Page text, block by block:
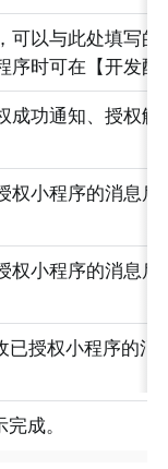
可以与此处填写
序时可在【开发
成功通知、授权
权小程序的消息后
权小程序的消息后
已授权小程序的消
成。